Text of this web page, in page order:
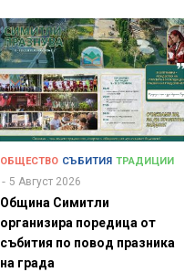
ОБЩЕСТВО СЪБИТИЯ ТРАДИЦИИ
5 Август 2026
Община Симитли
организира поредица от
събития по повод празника
на града